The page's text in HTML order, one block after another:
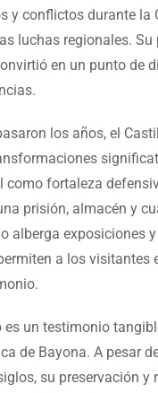
y conflictos durante la
luchas regionales. Su
en un punto de
los años, el
como fortaleza
prisión, almacén y
alberga exposiciones
a los visitantes
es un testimonio
de Bayona. A pesar
su preservación y